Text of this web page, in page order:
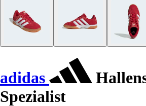
adidas
Spezialist